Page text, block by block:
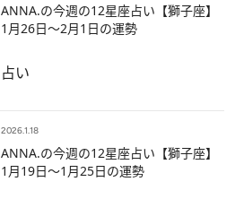
ANNA.の今週の12星座占い【獅子座】
1月26日～2月1日の運勢
占い
2026.1.18
ANNA.の今週の12星座占い【獅子座】
1月19日～1月25日の運勢